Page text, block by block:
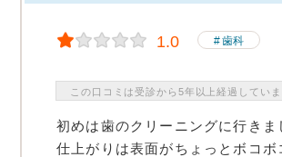
1.0 歯科
この口コミは受診から5年以上経過していま
初めは歯のクリーニングに行きま
仕上がりは表面がちょっとボコ